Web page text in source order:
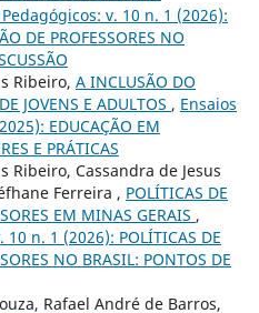
v. 10 n. 1 (2026):
DE PROFESSORES NO
Ribeiro, A INCLUSÃO DO
JOVENS E ADULTOS , Ensaios
EDUCAÇÃO EM
E PRÁTICAS
Ribeiro, Cassandra de Jesus
Ferreira , POLÍTICAS DE
EM MINAS GERAIS ,
n. 1 (2026): POLÍTICAS DE
NO BRASIL: PONTOS DE
Rafael André de Barros,